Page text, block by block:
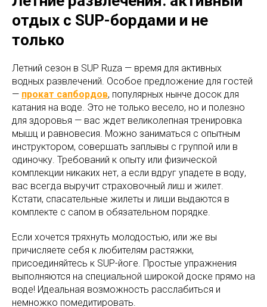
отдых с SUP-бордами и не
только
Летний сезон в SUP Ruza — время для активных
водных развлечений. Особое предложение для гостей
— прокат сапбордов, популярных нынче досок для
катания на воде. Это не только весело, но и полезно
для здоровья — вас ждет великолепная тренировка
мышц и равновесия. Можно заниматься с опытным
инструктором, совершать заплывы с группой или в
одиночку. Требований к опыту или физической
комплекции никаких нет, а если вдруг упадете в воду,
вас всегда выручит страховочный лиш и жилет.
Кстати, спасательные жилеты и лиши выдаются в
комплекте с сапом в обязательном порядке.
Если хочется тряхнуть молодостью, или же вы
причисляете себя к любителям растяжки,
присоединяйтесь к SUP-йоге. Простые упражнения
выполняются на специальной широкой доске прямо на
воде! Идеальная возможность расслабиться и
немножко помедитировать.